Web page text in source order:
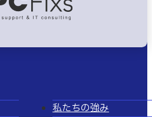
私たちの強み